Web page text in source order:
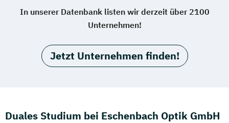
In unserer Datenbank listen wir derzeit über 2100
Unternehmen!
Jetzt Unternehmen finden!
Duales Studium bei Eschenbach Optik GmbH